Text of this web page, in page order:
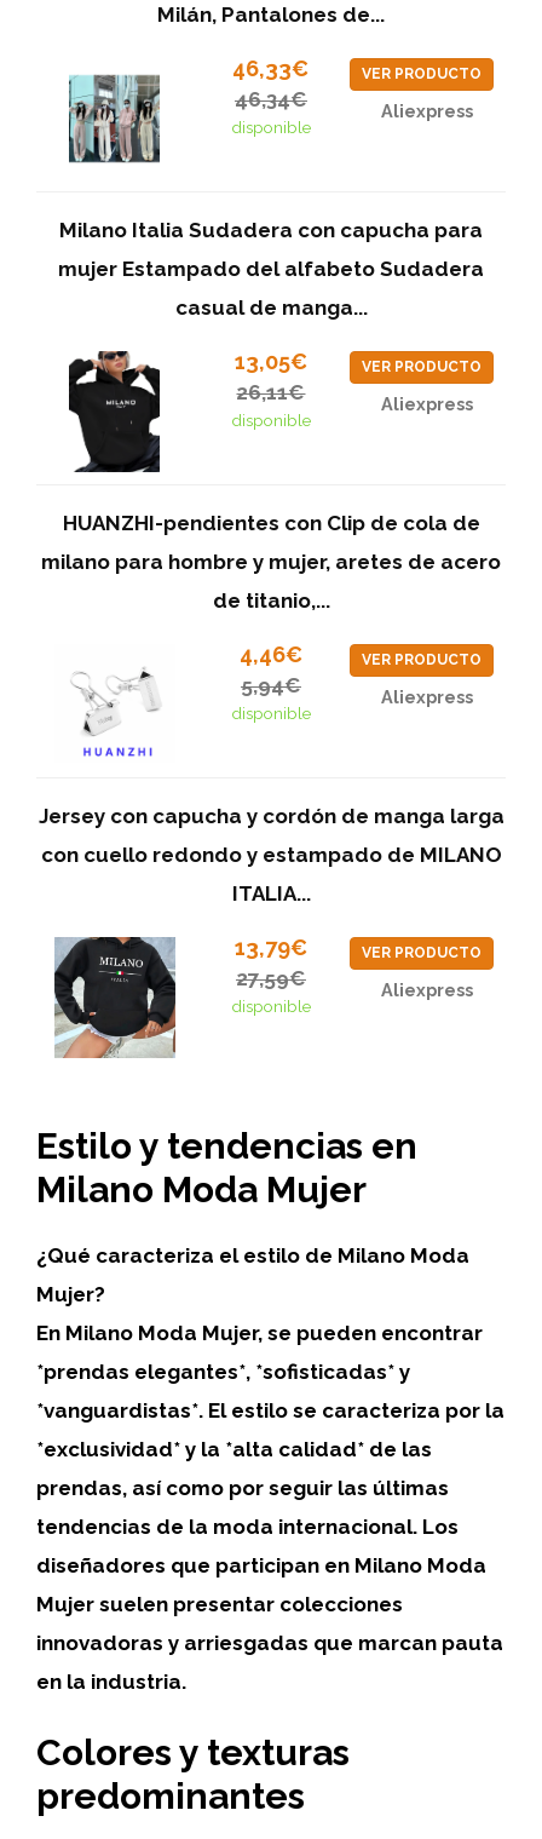
Milán, Pantalones de...
46,33€
46,34€
disponible
VER PRODUCTO
Aliexpress
Milano Italia Sudadera con capucha para
mujer Estampado del alfabeto Sudadera
casual de manga...
13,05€
26,11€
disponible
VER PRODUCTO
Aliexpress
HUANZHI-pendientes con Clip de cola de
milano para hombre y mujer, aretes de acero
de titanio,...
4,46€
5,94€
disponible
VER PRODUCTO
Aliexpress
Jersey con capucha y cordón de manga larga
con cuello redondo y estampado de MILANO
ITALIA...
13,79€
27,59€
disponible
VER PRODUCTO
Aliexpress
Estilo y tendencias en
Milano Moda Mujer
¿Qué caracteriza el estilo de Milano Moda
Mujer?
En Milano Moda Mujer, se pueden encontrar
*prendas elegantes*, *sofisticadas* y
*vanguardistas*. El estilo se caracteriza por la
*exclusividad* y la *alta calidad* de las
prendas, así como por seguir las últimas
tendencias de la moda internacional. Los
diseñadores que participan en Milano Moda
Mujer suelen presentar colecciones
innovadoras y arriesgadas que marcan pauta
en la industria.
Colores y texturas
predominantes